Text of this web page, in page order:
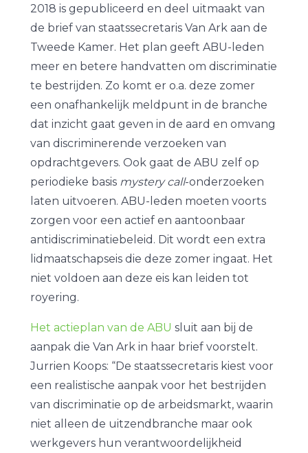
2018 is gepubliceerd en deel uitmaakt van
de brief van staatssecretaris Van Ark aan de
Tweede Kamer. Het plan geeft ABU-leden
meer en betere handvatten om discriminatie
te bestrijden. Zo komt er o.a. deze zomer
een onafhankelijk meldpunt in de branche
dat inzicht gaat geven in de aard en omvang
van discriminerende verzoeken van
opdrachtgevers. Ook gaat de ABU zelf op
periodieke basis mystery call-onderzoeken
laten uitvoeren. ABU-leden moeten voorts
zorgen voor een actief en aantoonbaar
antidiscriminatiebeleid. Dit wordt een extra
lidmaatschapseis die deze zomer ingaat. Het
niet voldoen aan deze eis kan leiden tot
royering.
Het actieplan van de ABU sluit aan bij de
aanpak die Van Ark in haar brief voorstelt.
Jurrien Koops: “De staatssecretaris kiest voor
een realistische aanpak voor het bestrijden
van discriminatie op de arbeidsmarkt, waarin
niet alleen de uitzendbranche maar ook
werkgevers hun verantwoordelijkheid